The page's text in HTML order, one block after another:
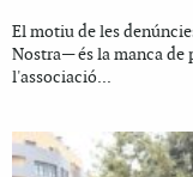
El motiu de les
Nostra— és la manca
l'associació...